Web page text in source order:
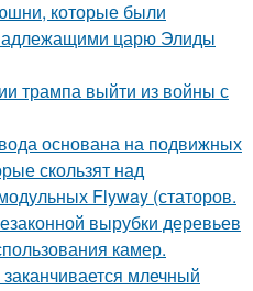
которые были
царю Элиды
трампа выйти из войны с
основана на подвижных
скользят над
Flyway (статоров.
вырубки деревьев
камер.
млечный